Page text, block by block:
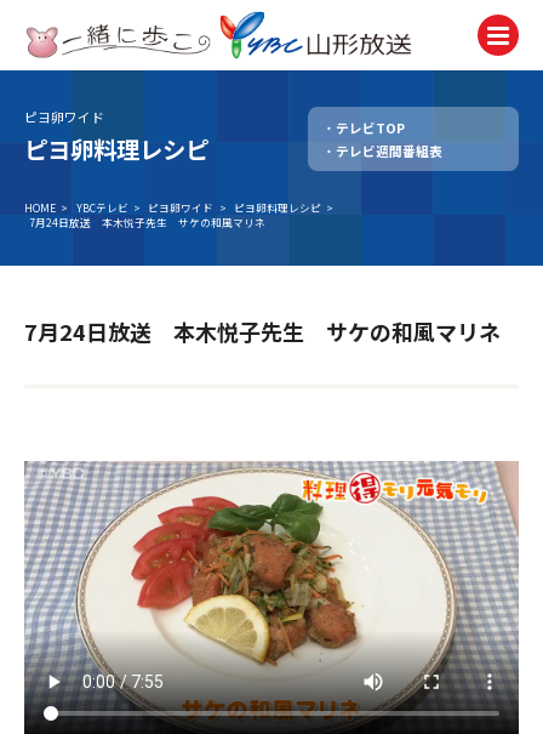
テレビ
TV
ラジオ
Radio
試写会・プレゼント
Present
ＹＢＣオンデマンド
やまがた情熱市場
ピヨ卵ワイド
ピヨ卵料理レシピ
テレビTOP
テレビ週間番組表
HOME > YBCテレビ > ピヨ卵ワイド > ピヨ卵料理レシピ >
7月24日放送 本木悦子先生 サケの和風マリネ
7月24日放送 本木悦子先生 サケの和風マリネ